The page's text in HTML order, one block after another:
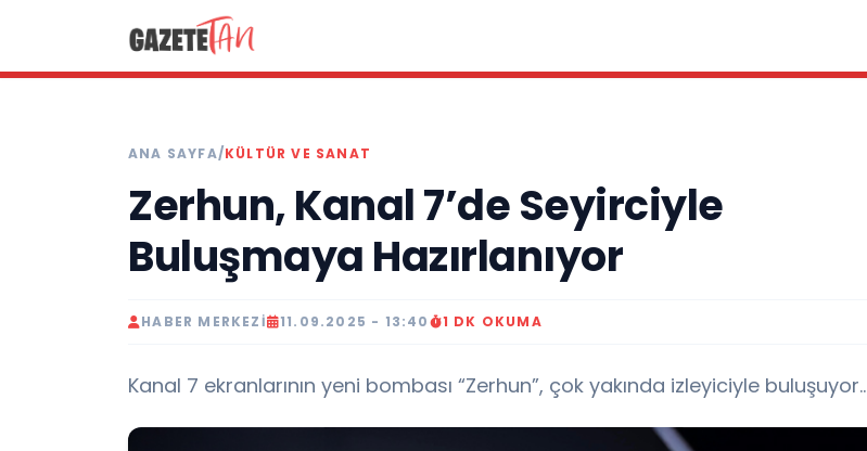
ANA SAYFA/KÜLTÜR VE SANAT
Zerhun, Kanal 7’de Seyirciyle
Buluşmaya Hazırlanıyor
HABER MERKEZI 11.09.2025 - 13:40 1 DK OKUMA
Kanal 7 ekranlarının yeni bombası “Zerhun”, çok yakında izleyiciyle buluşuyor..